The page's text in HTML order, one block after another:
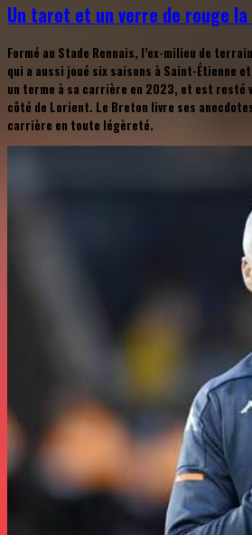
Un tarot et un verre de rouge
Formé au Stade Rennais, l’ex-milieu de
qui a aussi joué six saisons à Saint-Étienne
un terme à sa carrière en 2023, et est resté
côté de Lorient. Le Breton livre ses
carrière en toute légèreté.